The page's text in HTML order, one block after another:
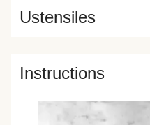
Ustensiles
Instructions